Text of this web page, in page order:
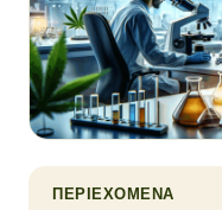
ΠΕΡΙΕΧΌΜΕΝΑ